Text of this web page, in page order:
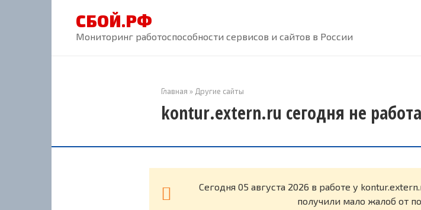
СБОЙ.РФ
Мониторинг работоспособности сервисов и сайтов в России
Главная » Другие сайты
kontur.extern.ru сегодня не
Cегодня 05 августа 2026 в работе у
получили мало жалоб от